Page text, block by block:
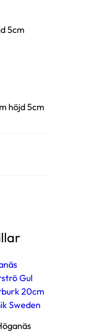
5cm
höjd 5cm